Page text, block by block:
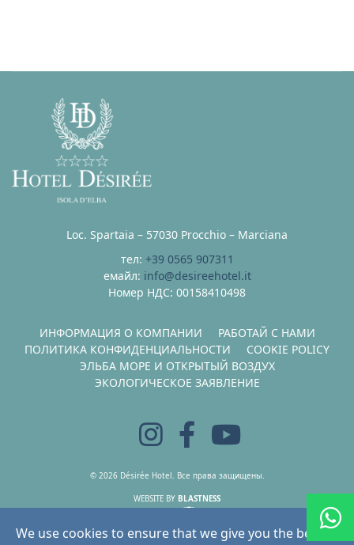
Loc. Spartaia – 57030 Procchio – Marciana
тел: +39 0565 907311
емайл: info@desireehotel.it
Номер НДС: 00158410498
ИНФОРМАЦИЯ О КОМПАНИИ
РАБОТАЙ С НАМИ
ПОЛИТИКА КОНФИДЕНЦИАЛЬНОСТИ
COOKIE POLICY
ЭЛЬБА МОРЕ И ОТКРЫТЫЙ ВОЗДУХ
ЭКОЛОГИЧЕСКОЕ ЗАЯВЛЕНИЕ
© 2026 Désirée Hotel. Все права защищены.
WEBSITE BY BLASTNESS
BOOKING ENGINE BY
We use cookies to ensure that we give you the best